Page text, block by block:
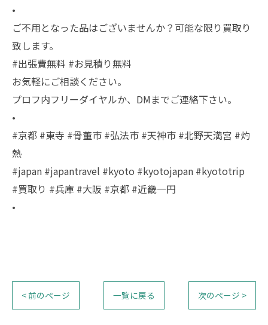
•
ご不用となった品はございませんか？可能な限り買取り
致します。
#出張費無料 #お見積り無料
お気軽にご相談ください。
プロフ内フリーダイヤルか、DMまでご連絡下さい。
•
#京都 #東寺 #骨董市 #弘法市 #天神市 #北野天満宮 #灼
熱
#japan #japantravel #kyoto #kyotojapan #kyototrip
#買取り #兵庫 #大阪 #京都 #近畿一円
•
< 前のページ 一覧に戻る 次のページ >